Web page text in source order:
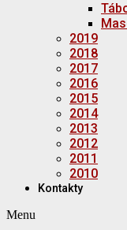
2019
2018
2017
2016
2015
2014
2013
2012
2011
2010
Kontakty
Menu